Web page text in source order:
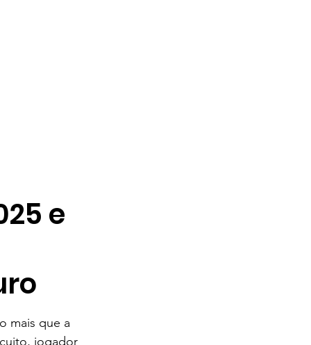
e
mais que a
jogador